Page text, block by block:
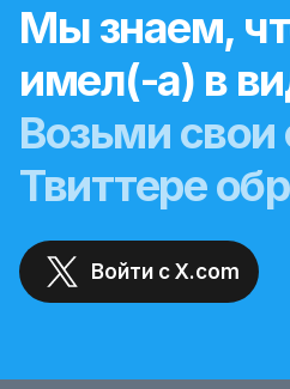
Мы знаем,
имел(-а) в
Возьми свои
Твиттере
Войти с X.com